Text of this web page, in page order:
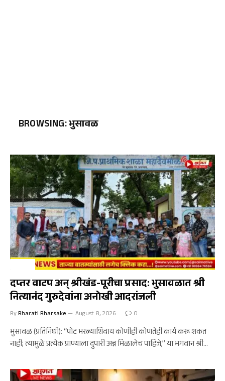
BROWSING:भुसावळ
दप्तर वाटप अन् श्रीखंड-पूरीचा प्रसाद: भुसावळात श्री
नित्यानंद गुरुदेवांना अनोखी आदरांजली
ByBharati Bharsake August 8, 2026 0
भुसावळ (प्रतिनिधी): “पोट भरल्याशिवाय कोणीही कोणतेही कार्य करू शकत
नाही; त्यामुळे प्रत्येक प्राण्याला दुपारी अन्न मिळालेच पाहिजे,” या भगवान श्री…